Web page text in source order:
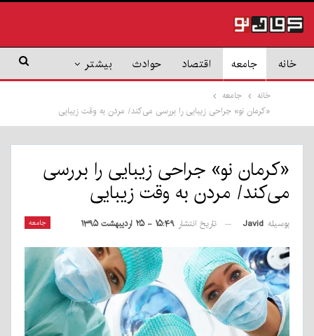
خانه جامعه اقتصاد حوادث بیشتر
خانه
جامعه
«کرمان نو» جراحی زیبایی را بررسی می‌کند/ مردن به وقت زیبایی
«کرمان نو» جراحی زیبایی را بررسی
می‌کند/ مردن به وقت زیبایی
جامعه بوسیله Javid تاریخ انتشار ۱۵:۴۹ - ۲۵ اردیبهشت ۱۳۹۵